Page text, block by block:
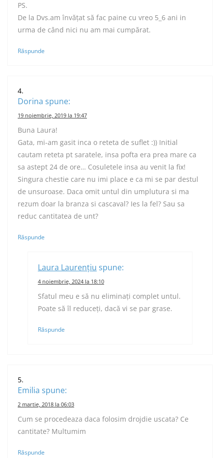
PS.
De la Dvs.am învățat să fac paine cu vreo 5_6 ani in
urma de când nici nu am mai cumpărat.
Răspunde
Dorina spune:
19 noiembrie, 2019 la 19:47
Buna Laura!
Gata, mi-am gasit inca o reteta de suflet :)) Initial
cautam reteta pt saratele, insa pofta era prea mare ca
sa astept 24 de ore… Cosuletele insa au venit la fix!
Singura chestie care nu imi place e ca mi se par destul
de unsuroase. Daca omit untul din umplutura si ma
rezum doar la branza si cascaval? Ies la fel? Sau sa
reduc cantitatea de unt?
Răspunde
Laura Laurențiu spune:
4 noiembrie, 2024 la 18:10
Sfatul meu e să nu eliminați complet untul.
Poate să îl reduceți, dacă vi se par grase.
Răspunde
Emilia spune:
2 martie, 2018 la 06:03
Cum se procedeaza daca folosim drojdie uscata? Ce
cantitate? Multumim
Răspunde